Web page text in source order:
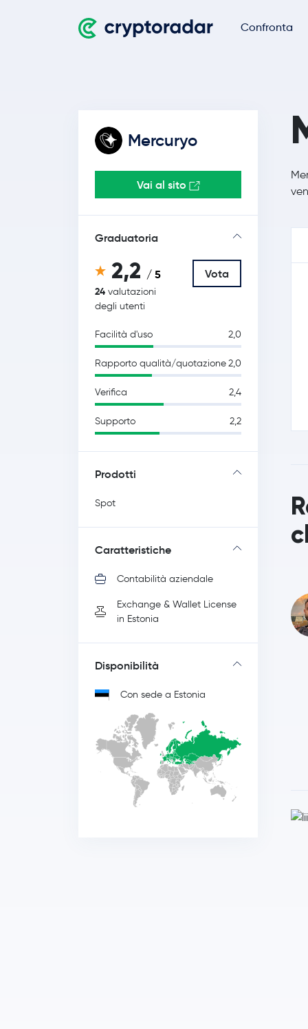
Confronta
Mercuryo
Vai al sito
Graduatoria
2,2 / 5
24 valutazioni
degli utenti
Vota
Facilità d'uso 2,0
Rapporto qualità/quotazione2,0
Verifica 2,4
Supporto 2,2
Prodotti
Spot
Caratteristiche
Contabilità aziendale
Exchange & Wallet License
in Estonia
Disponibilità
Con sede a Estonia